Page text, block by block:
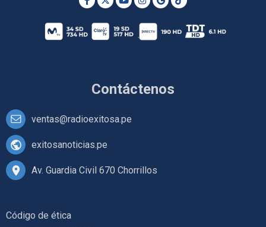
Contáctenos
ventas@radioexitosa.pe
exitosanoticias.pe
Av. Guardia Civil 670 Chorrillos
Código de ética